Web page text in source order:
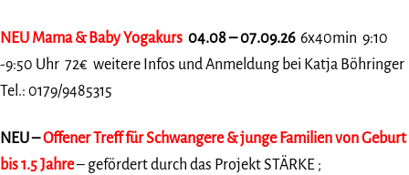
NEU Mama & Baby Yogakurs 04.08 – 07.09.26 6x40min 9:10
-9:50 Uhr 72€ weitere Infos und Anmeldung bei Katja Böhringer
Tel.: 0179/9485315
NEU –Offener Treff für Schwangere & junge Familien von Geburt
bis 1.5 Jahre– gefördert durch das Projekt STÄRKE ;